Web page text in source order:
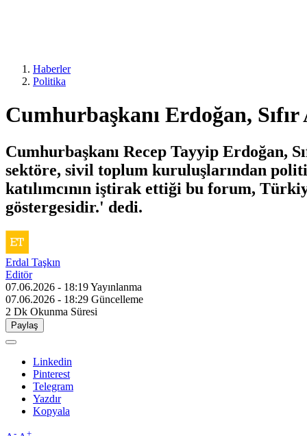
Haberler
Politika
Cumhurbaşkanı Erdoğan,
Cumhurbaşkanı Recep Tayyip Erdoğan,
sektöre, sivil toplum kuruluşlarından
katılımcının iştirak ettiği bu forum,
göstergesidir.' dedi.
Erdal Taşkın
Editör
07.06.2026 - 18:19Yayınlanma
07.06.2026 - 18:29 Güncelleme
2 Dk Okunma Süresi
Paylaş
Linkedin
Pinterest
Telegram
Yazdır
Kopyala
- +